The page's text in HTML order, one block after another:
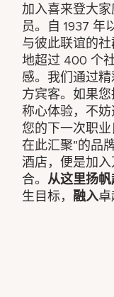
加入喜来登大
员。自 1937 年
与彼此联谊的
地超过 400 个
感。我们通过
方宾客。如果
称心体验，不
您的下一次职
在此汇聚”的品
酒店，便是加
合。从这里扬
生目标， 融入卓